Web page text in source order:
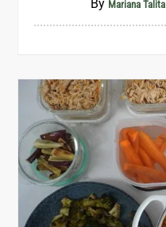
By Mariana Talita